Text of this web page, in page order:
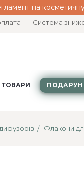
на
Система
ТОВАРИ
Флакони